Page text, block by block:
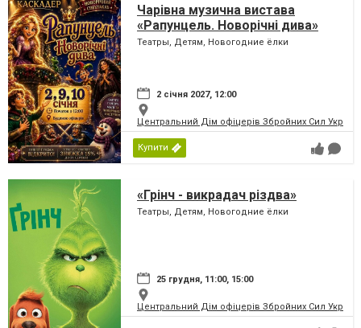
Чарівна музична вистава
«Рапунцель. Новорічні дива»
Театры, Детям, Новогодние ёлки
2 січня 2027, 12:00
Центральний Дім офіцерів Збройних Сил
Купити
«Грінч - викрадач різдва»
Театры, Детям, Новогодние ёлки
25 грудня, 11:00, 15:00
Центральний Дім офіцерів Збройних Сил